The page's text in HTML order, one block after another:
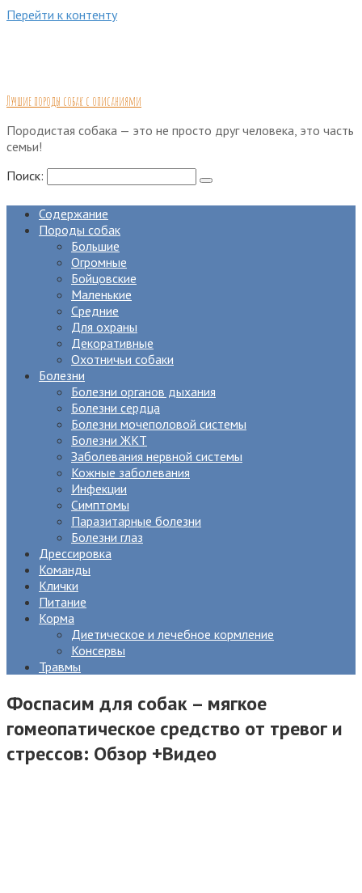
Перейти к контенту
Лучшие породы собак с описаниями
Породистая собака — это не просто друг человека, это часть
семьи!
Поиск:
Содержание
Породы собак
Большие
Огромные
Бойцовские
Маленькие
Средние
Для охраны
Декоративные
Охотничьи собаки
Болезни
Болезни органов дыхания
Болезни сердца
Болезни мочеполовой системы
Болезни ЖКТ
Заболевания нервной системы
Кожные заболевания
Инфекции
Симптомы
Паразитарные болезни
Болезни глаз
Дрессировка
Команды
Клички
Питание
Корма
Диетическое и лечебное кормление
Консервы
Травмы
Фоспасим для собак – мягкое
гомеопатическое средство от тревог и
стрессов: Обзор +Видео